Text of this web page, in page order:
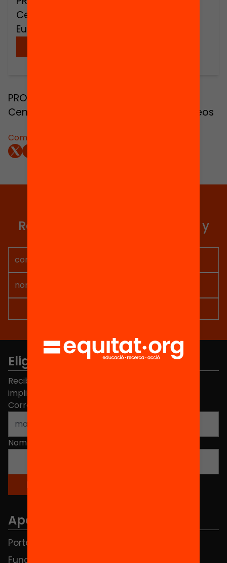
Centro Internacional de Estudios
Europeos
Compartir:
PROMOTORS: Fundación Encuentro –
Centro Internacional de Estudios Europeos
Recibe contenidos, iniciativas y
Elige equidad
Recibe contenidos, iniciativas y proyectos para
implicarte.
Correo electrónico
Nombre
Apartados
Portada
Fundación